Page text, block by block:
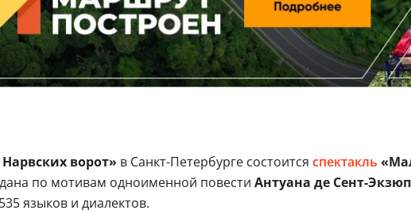
ворот» в Санкт-Петербурге состоится спектакль
по мотивам одноименной повести Антуана де Сент-
языков и диалектов.